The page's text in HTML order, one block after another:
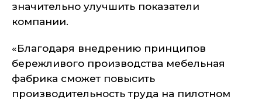
значительно улучшить показатели
компании.
«Благодаря внедрению принципов
бережливого производства мебельная
фабрика сможет повысить
производительность труда на пилотном